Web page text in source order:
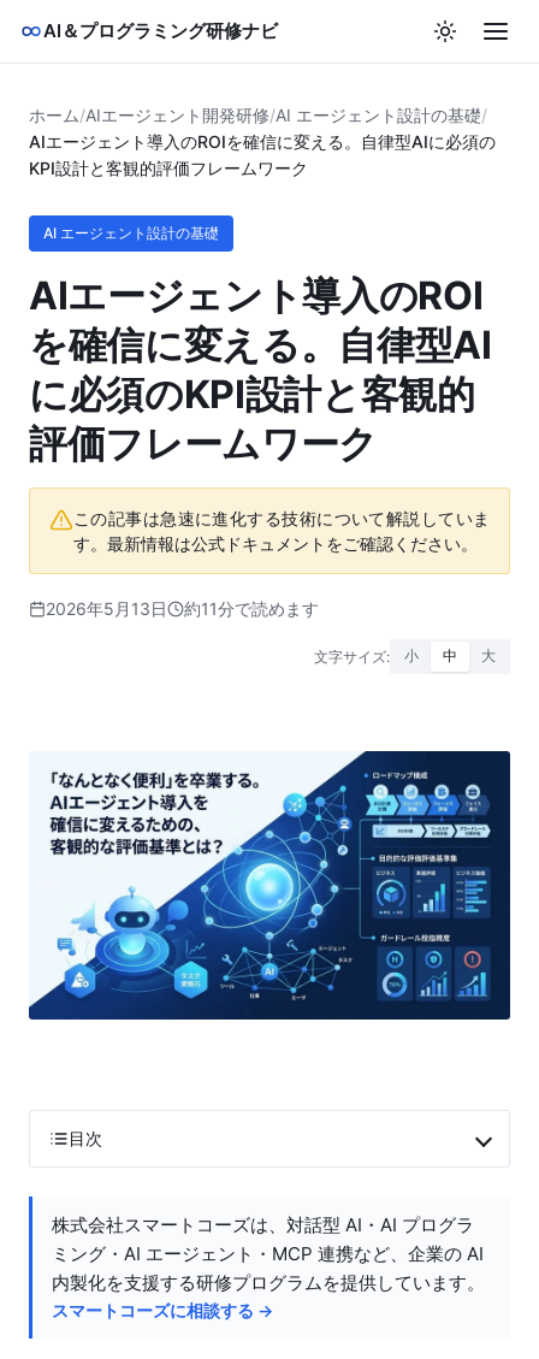
AI＆プログラミング研修ナビ
ホーム/AIエージェント開発研修/AI エージェント設計の基礎/
AIエージェント導入のROIを確信に変える。自律型AIに必須の
KPI設計と客観的評価フレームワーク
AI エージェント設計の基礎
AIエージェント導入のROI
を確信に変える。自律型AI
に必須のKPI設計と客観的
評価フレームワーク
この記事は急速に進化する技術について解説していま
す。最新情報は公式ドキュメントをご確認ください。
2026年5月13日 約11分で読めます
文字サイズ: 小 中 大
目次
株式会社スマートコーズは、対話型 AI・AI プログラ
ミング・AI エージェント・MCP 連携など、企業の AI
内製化を支援する研修プログラムを提供しています。
スマートコーズに相談する →